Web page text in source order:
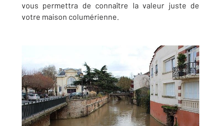
vous permettra de connaître la valeur juste de
votre maison columérienne.